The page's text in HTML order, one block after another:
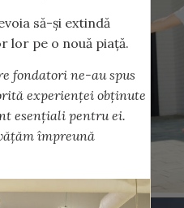
să-și extindă
lor pe o nouă piață.
fondatori ne-au spus
experienței obținute
esențiali pentru ei.
împreună